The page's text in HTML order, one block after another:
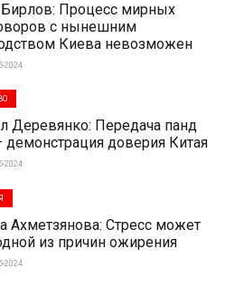
Процесс мирных
с нынешним
Киева невозможен
2024
Деревянко: Передача панд
доверия Китая
2024
Ахметзянова: Стресс может
из причин ожирения
2024